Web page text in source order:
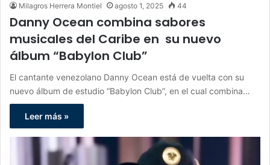
Milagros Herrera Montiel agosto 1, 2025 44
Danny Ocean combina sabores
musicales del Caribe en su nuevo
álbum “Babylon Club”
El cantante venezolano Danny Ocean está de vuelta con su
nuevo álbum de estudio “Babylon Club”, en el cual combina…
Leer más »